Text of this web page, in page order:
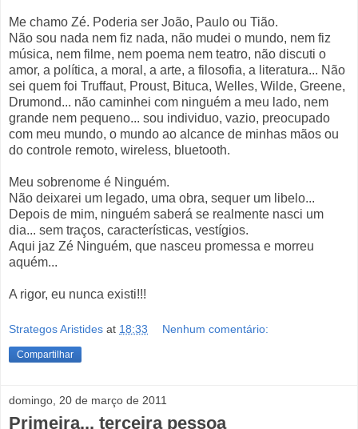
Me chamo Zé. Poderia ser João, Paulo ou Tião.
Não sou nada nem fiz nada, não mudei o mundo, nem fiz
música, nem filme, nem poema nem teatro, não discuti o
amor, a política, a moral, a arte, a filosofia, a literatura... Não
sei quem foi Truffaut, Proust, Bituca, Welles, Wilde, Greene,
Drumond... não caminhei com ninguém a meu lado, nem
grande nem pequeno... sou individuo, vazio, preocupado
com meu mundo, o mundo ao alcance de minhas mãos ou
do controle remoto, wireless, bluetooth.
Meu sobrenome é Ninguém.
Não deixarei um legado, uma obra, sequer um libelo...
Depois de mim, ninguém saberá se realmente nasci um
dia... sem traços, características, vestígios.
Aqui jaz Zé Ninguém, que nasceu promessa e morreu
aquém...
A rigor, eu nunca existi!!!
Strategos Aristides at 18:33 Nenhum comentário:
Compartilhar
domingo, 20 de março de 2011
Primeira... terceira pessoa